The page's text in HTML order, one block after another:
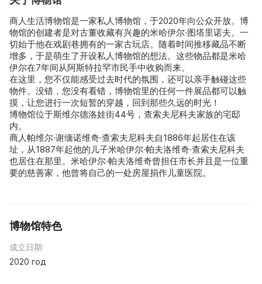
商人生活博物馆是一家私人博物馆，于2020年向公众开放。博
物馆的创建者是对古董收藏有兴趣的米哈伊尔·图塔里诺夫。一
切始于他在戏剧巷拥有的一家古玩店。随着时间推移藏品不断
增多，于是萌生了开设私人博物馆的想法。这些物品都是米哈
伊尔在7年间从阿斯特拉罕市民手中收购而来。
在这里，您不仅能感受过去时代的氛围，还可以亲手触碰这些
物件。没错，您没有看错，博物馆里的任何一件展品都可以触
摸，让您进行一次短暂的穿越，回到那些久远的时光！
博物馆位于斯维尔德洛娃街44号，查索夫尼科夫家族的宅邸
内。
商人帕维尔·谢缅诺维奇·查索夫尼科夫自1886年起居住在该
址，从1887年起他的儿子米哈伊尔·帕夫洛维奇·查索夫尼科夫
也居住在那里。米哈伊尔·帕夫洛维奇曾担任市长并且是一位重
要的慈善家，他曾将自己的一处房屋捐作儿童医院。
博物馆特色
成立日期
2020 год